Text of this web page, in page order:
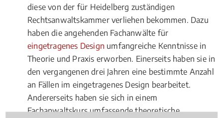
diese von der für Heidelberg zuständigen
Rechtsanwaltskammer verliehen bekommen. Dazu
haben die angehenden Fachanwälte für
eingetragenes Design umfangreiche Kenntnisse in
Theorie und Praxis erworben. Einerseits haben sie in
den vergangenen drei Jahren eine bestimmte Anzahl
an Fällen im eingetragenes Design bearbeitet.
Andererseits haben sie sich in einem
Fachanwaltskurs umfassende theoretische